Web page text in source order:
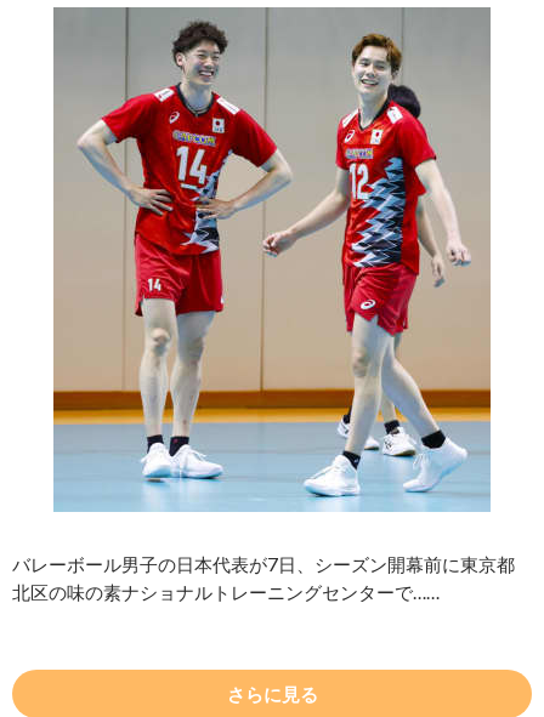
バレーボール男子の日本代表が7日、シーズン開幕前に東京都
北区の味の素ナショナルトレーニングセンターで……
さらに見る